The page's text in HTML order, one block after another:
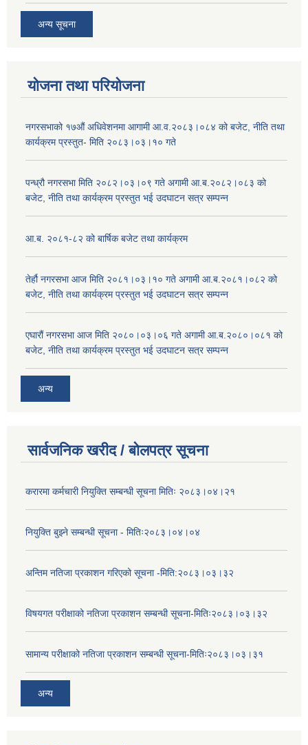
अन्य सूचना
योजना तथा परियोजना
नगरसभाको १७औं अधिवेशनमा आगामी आ.व.२०८३।०८४ को बजेट, नीति तथा
कार्यक्रम प्रस्तुत- मिति २०८३।०३।१० गते
पन्ध्रौ नगरसभा मिति २०८२।०३।०९ गते अगामी आ.ब.२०८२।०८३ को
बजेट, नीति तथा कार्यक्रम प्रस्तुत भई उदघाटन सत्र सम्पन्न
आ.ब. २०८१-८२ को बार्षिक बजेट तथा कार्यक्रम
तेर्हौ नगरसभा आज मिति २०८१।०३।१० गते अगामी आ.ब.२०८१।०८२ को
बजेट, नीति तथा कार्यक्रम प्रस्तुत भई उदघाटन सत्र सम्पन्न
एघारौं नगरसभा आज मिति २०८०।०३।०६ गते अगामी आ.ब.२०८०।०८१ को
बजेट, नीति तथा कार्यक्रम प्रस्तुत भई उदघाटन सत्र सम्पन्न
अन्य
सार्वजनिक खरीद / बोलपत्र सूचना
करारमा कर्मचारी नियुक्ति सम्बन्धी सूचना मितिः २०८३।०४।२१
नियुक्ति बुझ्ने सम्बन्धी सूचना - मितिः२०८३।०४।०४
अन्तिम नतिजा प्रकाशन गरिएको सूचना -मिति:२०८३।०३।३२
विषयगत परीक्षाको नतिजा प्रकाशन सम्बन्धी सूचना-मितिः२०८३।०३।३२
सामान्य परीक्षाको नतिजा प्रकाशन सम्बन्धी सूचना-मितिः२०८३।०३।३१
अन्य